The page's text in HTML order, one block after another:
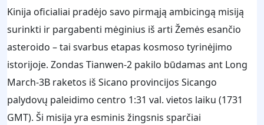
Kinija oficialiai pradėjo savo pirmąją ambicingą misiją
surinkti ir pargabenti mėginius iš arti Žemės esančio
asteroido – tai svarbus etapas kosmoso tyrinėjimo
istorijoje. Zondas Tianwen-2 pakilo būdamas ant Long
March-3B raketos iš Sicano provincijos Sicango
palydovų paleidimo centro 1:31 val. vietos laiku (1731
GMT). Ši misija yra esminis žingsnis sparčiai